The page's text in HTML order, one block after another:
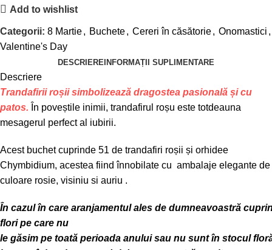
Add to wishlist
Categorii: 8 Martie, Buchete, Cereri în căsătorie, Onomastici ,
Valentine's Day
DESCRIERE INFORMAȚII SUPLIMENTARE
Descriere
Trandafiriiroșii simbolizează dragostea pasională șicu
patos. În poveștile inimii, trandafirul roșu este totdeauna
mesagerul perfect al iubirii.
Acest buchet cuprinde 51 de trandafiri roșii și orhidee
Chymbidium, acestea fiind înnobilate cu ambalaje elegante de
culoare rosie, visiniu si auriu .
În cazulîn care aranjamentulales de dumneavoastră
flori pe care nu
le găsim pe toată perioada anuluisau nu sunt în stocul